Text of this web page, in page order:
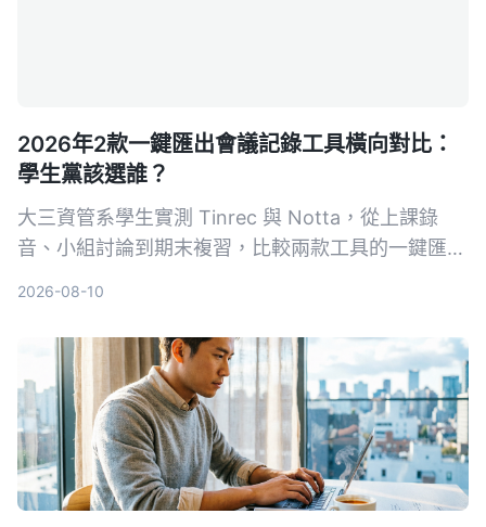
2026年2款一鍵匯出會議記錄工具橫向對比：
學生黨該選誰？
大三資管系學生實測 Tinrec 與 Notta，從上課錄
音、小組討論到期末複習，比較兩款工具的一鍵匯出
2026-08-10